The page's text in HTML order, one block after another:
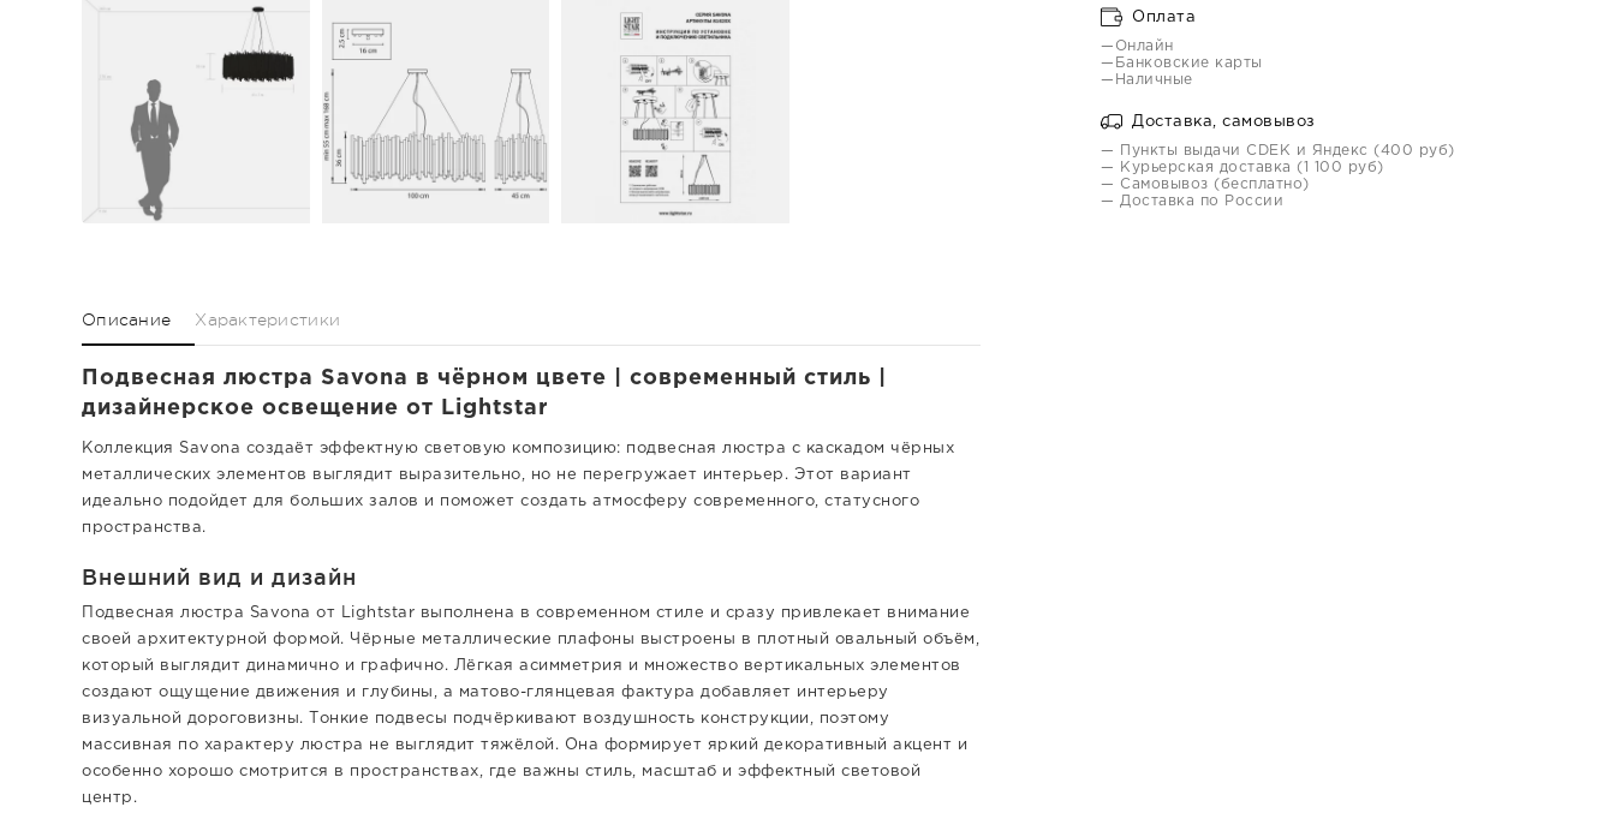
Оплата
—Онлайн
—Банковские карты
—Наличные
Доставка, самовывоз
— Пункты выдачи CDEK и Яндекс (400 руб)
— Курьерская доставка (1 100 руб)
— Самовывоз (бесплатно)
— Доставка по России
Описание Характеристики
Подвесная люстра Savona в чёрном цвете | современный стиль |
дизайнерское освещение от Lightstar
Коллекция Savona создаёт эффектную световую композицию: подвесная люстра с каскадом чёрных
металлических элементов выглядит выразительно, но не перегружает интерьер. Этот вариант
идеально подойдет для больших залов и поможет создать атмосферу современного, статусного
пространства.
Внешний вид и дизайн
Подвесная люстра Savona от Lightstar выполнена в современном стиле и сразу привлекает внимание
своей архитектурной формой. Чёрные металлические плафоны выстроены в плотный овальный объём,
который выглядит динамично и графично. Лёгкая асимметрия и множество вертикальных элементов
создают ощущение движения и глубины, а матово-глянцевая фактура добавляет интерьеру
визуальной дороговизны. Тонкие подвесы подчёркивают воздушность конструкции, поэтому
массивная по характеру люстра не выглядит тяжёлой. Она формирует яркий декоративный акцент и
особенно хорошо смотрится в пространствах, где важны стиль, масштаб и эффектный световой
центр.